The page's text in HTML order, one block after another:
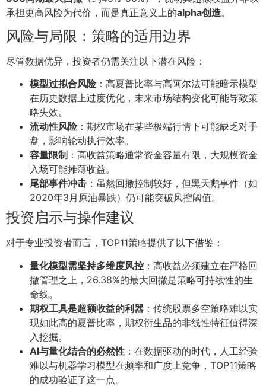
承担更高风险为代价，而是真正意义上的alpha创造。
风险与局限：策略的适用边界
尽管数据优异，投资者仍需关注以下潜在风险：
模型过拟合风险：高夏普比率与高阿尔法可能暗示模型
在历史数据上过度优化，未来市场结构变化可能导致策
略失效。
流动性风险：期权市场在某些极端行情下可能缺乏对手
盘，影响轮动执行效率。
容量限制 ：高收益策略通常资金容量有限，大规模资金
入场可能摊薄收益。
尾部事件冲击 ：虽然回撤控制较好，但黑天鹅事件（如
2020年3月原油暴跌）仍可能突破风控阈值。
投资启示与操作建议
对于专业投资者而言，TOP11策略提供了以下借鉴：
量化模型需坚持多维度风控 ：高收益必须建立在严格回
撤管理之上，26.38%的最大回撤是策略可持续性的生
命线。
期权工具是超额收益的利器 ：传统股票多空策略难以实
现如此高的夏普比率，期权衍生品的非线性特征值得深
入挖掘。
AI与量化结合的必然性 ：在数据驱动的时代，人工经验
难以与机器学习模型在频率和广度上竞争，TOP11策略
的成功验证了这一点。